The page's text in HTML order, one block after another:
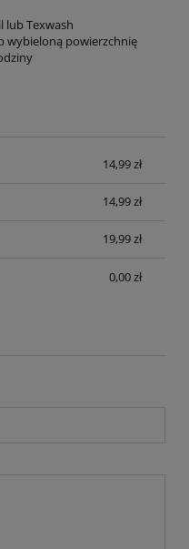
lub Texwash
wybieloną powierzchnię
płatności
14,99 zł
14,99 zł
19,99 zł
0,00 zł